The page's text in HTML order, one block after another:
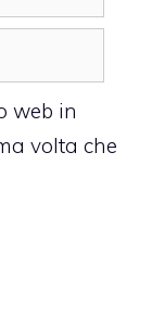
web in
volta che